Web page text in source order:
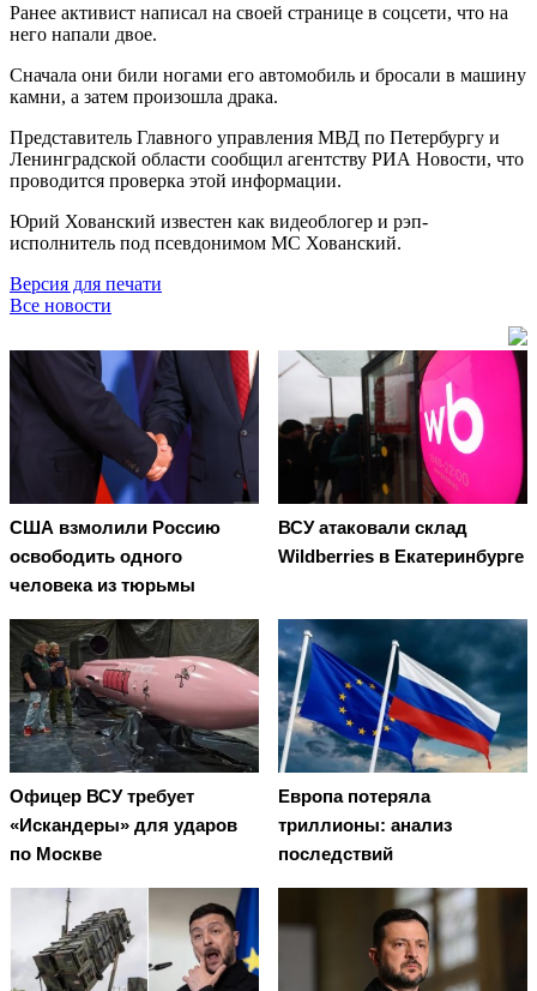
Ранее активист написал на своей странице в соцсети, что на
него напали двое.
Сначала они били ногами его автомобиль и бросали в машину
камни, а затем произошла драка.
Представитель Главного управления МВД по Петербургу и
Ленинградской области сообщил агентству РИА Новости, что
проводится проверка этой информации.
Юрий Хованский известен как видеоблогер и рэп-
исполнитель под псевдонимом МС Хованский.
Версия для печати
Все новости
США взмолили Россию
освободить одного
человека из тюрьмы
ВСУ атаковали склад
Wildberries в Екатеринбурге
Офицер ВСУ требует
«Искандеры» для ударов
по Москве
Европа потеряла
триллионы: анализ
последствий